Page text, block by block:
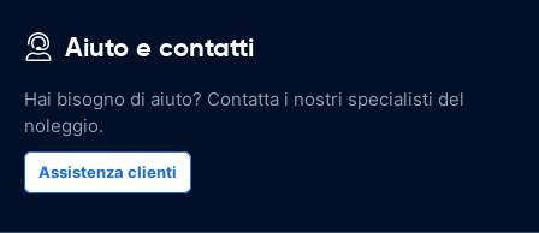
Aiuto e contatti
Hai bisogno di aiuto? Contatta i nostri specialisti del
noleggio.
Assistenza clienti